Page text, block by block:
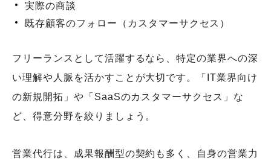
実際の商談
既存顧客のフォロー（カスタマーサクセス）
フリーランスとして活躍するなら、特定の業界への深
い理解や人脈を活かすことが大切です。「IT業界向け
の新規開拓」や「SaaSのカスタマーサクセス」な
ど、得意分野を絞りましょう。
営業代行は、成果報酬型の契約も多く、自身の営業力